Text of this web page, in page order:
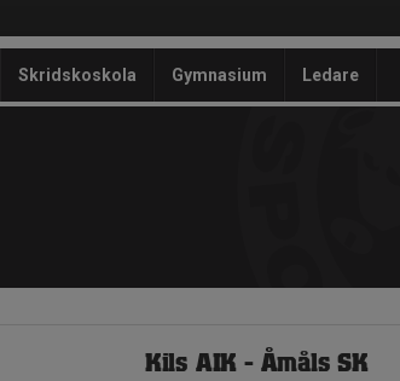
Skridskoskola Gymnasium Ledare
Kils AIK - Åmåls SK